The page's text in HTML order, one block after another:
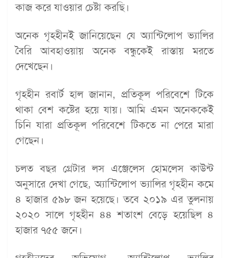
কাজ করে যাওয়ার চেষ্টা করছি।
অনেক গৃহহীনই জানিয়েছেন যে অ্যান্টিলোপ ভ্যালির
বৈরি আবহাওয়ায় অনেক বন্ধুকেই রাস্তায় মরতে
দেখেছেন।
গৃহহীন রবার্ট হাল জানান, প্রতিকূল পরিবেশে টিকে
থাকা বেশ কষ্টের হয়ে যায়। আমি এমন অনেককেই
চিনি যারা প্রতিকূল পরিবেশে টিকতে না পেরে মারা
গেছেন।
চলত বছর গ্রেটার লস এঞ্জেলেস হোমলেস কাউন্ট
অনুসারে দেখা গেছে, অ্যান্টিলোপ ভ্যালির গৃহহীন কমে
৪ হাজার ৫৯৮ জন হয়েছে। তবে ২০১৯ এর তুলনায়
২০২০ সালে গৃহহীন ৪৪ শতাংশ বেড়ে হয়েছিল ৪
হাজার ৭৫৫ জনে।